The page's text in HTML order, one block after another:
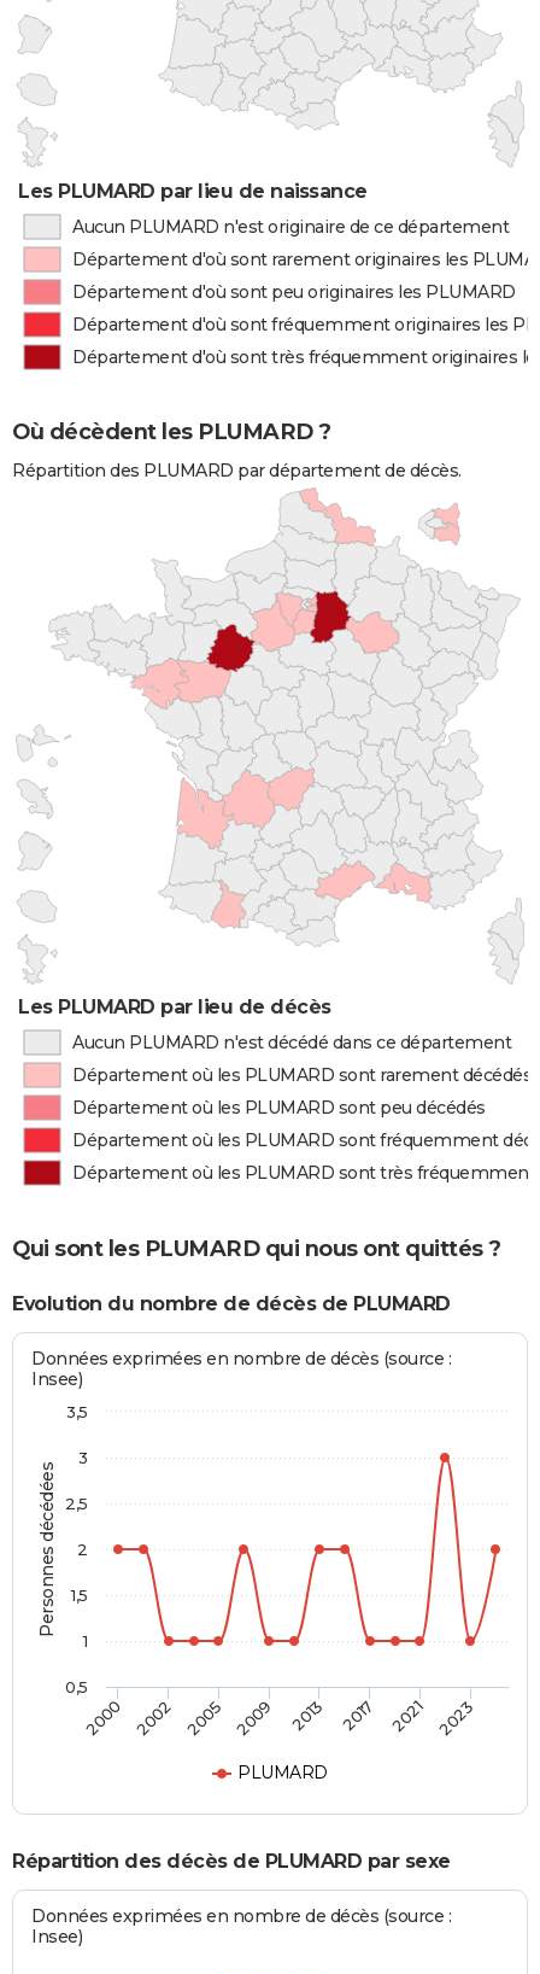
Les PLUMARD par lieu de naissance
Aucun PLUMARD n'est originaire de ce département
Département d'où sont rarement originaires les
Département d'où sont peu originaires les PLUMARD
Département d'où sont fréquemment originaires les
Département d'où sont très fréquemment originaires
Où décèdent les PLUMARD ?
Répartition des PLUMARD par département de décès.
Les PLUMARD par lieu de décès
Aucun PLUMARD n'est décédé dans ce département
Département où les PLUMARD sont rarement décédés
Département où les PLUMARD sont peu décédés
Département où les PLUMARD sont fréquemment
Département où les PLUMARD sont très fréquemment
Qui sont les PLUMARD qui nous ont quittés ?
Evolution du nombre de décès de PLUMARD
Personnes décédées
Données exprimées en nombre de décès (source :
Insee)
PLUMARD
2000 2002 2005 2009 2013 2017 2021 2023
0,5
1
1,5
2
2,5
3
3,5
Répartition des décès de PLUMARD par sexe
Données exprimées en nombre de décès (source :
Insee)